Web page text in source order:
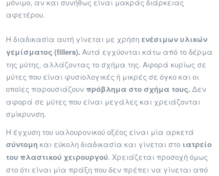
μόνιμο, αν και συνήθως είναι μακράς διάρκειας
αφετέρου.
Η διαδικασία αυτή γίνεται με χρήση ενέσιμων υλικών
γεμίσματος (fillers).Αυτά εγχύονται κάτω από το δέρμα
της μύτης, αλλάζοντας το σχήμα της. Αφορά κυρίως σε
μύτες που είναι φυσιολογικές ή μικρές σε όγκο και οι
οποίες παρουσιάζουν πρόβλημα στο σχήμα τους.Δεν
αφορά σε μύτες που είναι μεγάλες και χρειάζονται
σμίκρυνση.
Η έγχυση του υαλουρονικού οξέος είναι μία αρκετά
σύντομη και εύκολη διαδικασία και γίνεται στο ιατρείο
του πλαστικού χειρουργού. Χρειάζεται προσοχή όμως
στο ότι είναι μία πράξη που δεν πρέπει να γίνεται από